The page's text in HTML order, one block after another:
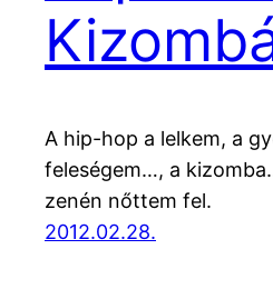
A hip-hop a lelkem, a
feleségem…, a
zenén nőttem fel.
2012.02.28.